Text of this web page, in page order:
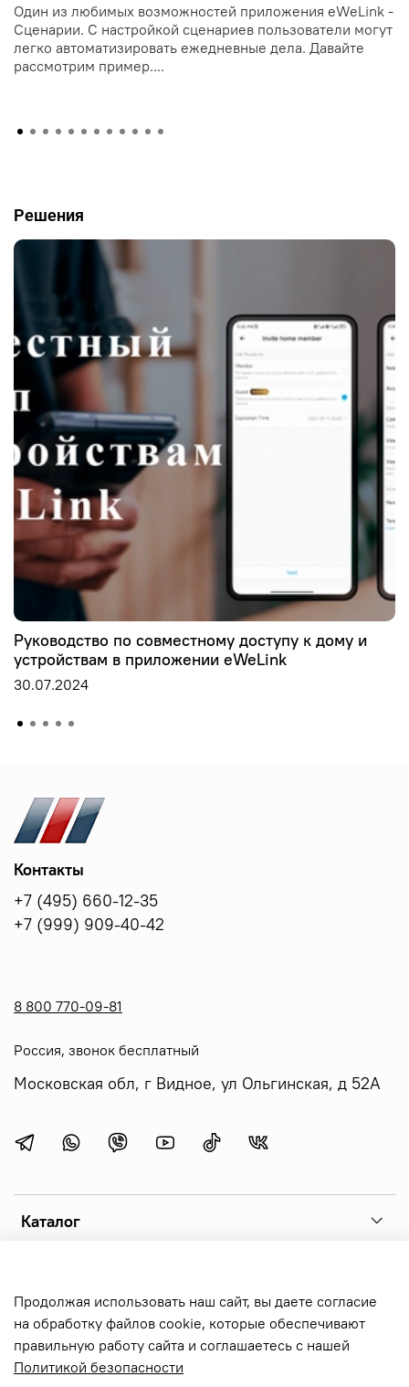
Один из любимых возможностей приложения eWeLink -
Сценарии. С настройкой сценариев пользователи могут
легко автоматизировать ежедневные дела. Давайте
рассмотрим пример....
Решения
Руководство по совместному доступу к дому и
устройствам в приложении eWeLink
30.07.2024
Каталог
Контакты
+7 (495) 660-12-35
+7 (999) 909-40-42
8 800 770-09-81
Россия, звонок бесплатный
Московская обл, г Видное, ул Ольгинская, д 52А
Copyright 2026 © sonoff.ru - фирменный интернет-магазин
реле sonoff, выключателей и аксессуаров. Все права
защищены.
Продолжая использовать наш сайт, вы даете согласие
на обработку файлов cookie, которые обеспечивают
правильную работу сайта и соглашаетесь с нашей
Политикой безопасности